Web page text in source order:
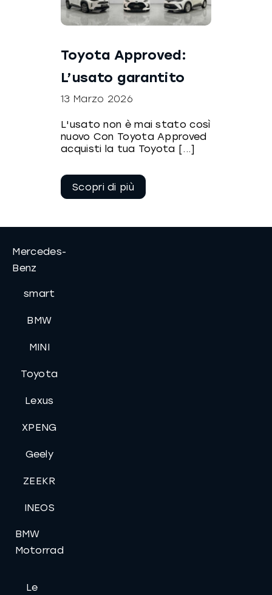
Toyota Approved:
L’usato garantito
13 Marzo 2026
L'usato non è mai stato così
nuovo Con Toyota Approved
acquisti la tua Toyota [...]
leggere
Mercedes-
Benz
smart
BMW
MINI
Toyota
Lexus
XPENG
Geely
ZEEKR
INEOS
BMW
Motorrad
Le